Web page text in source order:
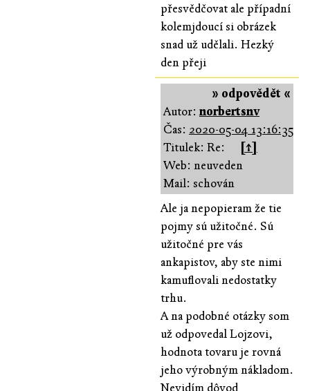
přesvědčovat ale případní
kolemjdoucí si obrázek
snad už udělali. Hezký
den přeji
» odpovědět «
Autor:norbertsnv
Čas: 2020-05-04 13:16:35
Titulek: Re:
[↑]
Web: neuveden
Mail: schován
Ale ja nepopieram že tie
pojmy sú užitočné. Sú
užitočné pre vás
ankapistov, aby ste nimi
kamuflovali nedostatky
trhu.
A na podobné otázky som
už odpovedal Lojzovi,
hodnota tovaru je rovná
jeho výrobným nákladom.
Nevidím dôvod